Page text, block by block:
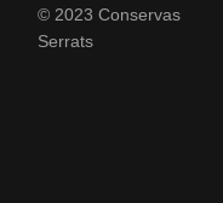
© 2023 Conservas
Serrats